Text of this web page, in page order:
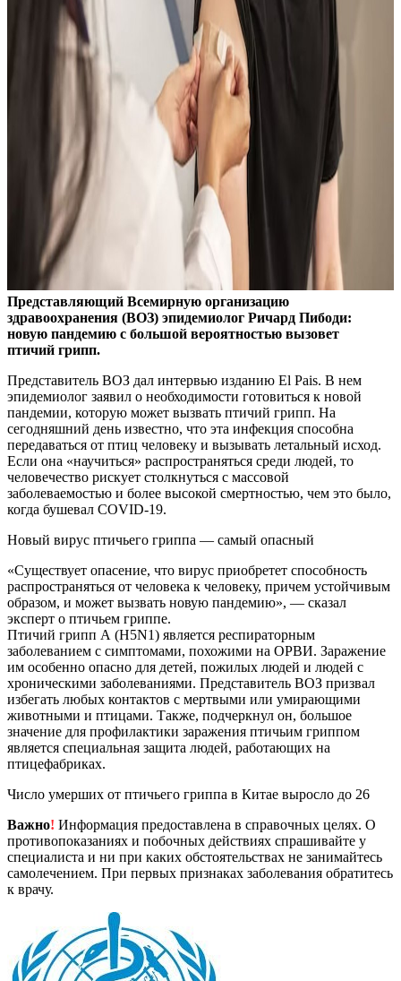
Представляющий Всемирную организацию
здравоохранения (ВОЗ) эпидемиолог Ричард Пибоди:
новую пандемию с большой вероятностью вызовет
птичий грипп.
Представитель ВОЗ дал интервью изданию El Pais. В нем
эпидемиолог заявил о необходимости готовиться к новой
пандемии, которую может вызвать птичий грипп. На
сегодняшний день известно, что эта инфекция способна
передаваться от птиц человеку и вызывать летальный исход.
Если она «научиться» распространяться среди людей, то
человечество рискует столкнуться с массовой
заболеваемостью и более высокой смертностью, чем это было,
когда бушевал COVID-19.
Новый вирус птичьего гриппа — самый опасный
«Существует опасение, что вирус приобретет способность
распространяться от человека к человеку, причем устойчивым
образом, и может вызвать новую пандемию», — сказал
эксперт о птичьем гриппе.
Птичий грипп А (H5N1) является респираторным
заболеванием с симптомами, похожими на ОРВИ. Заражение
им особенно опасно для детей, пожилых людей и людей с
хроническими заболеваниями. Представитель ВОЗ призвал
избегать любых контактов с мертвыми или умирающими
животными и птицами. Также, подчеркнул он, большое
значение для профилактики заражения птичьим гриппом
является специальная защита людей, работающих на
птицефабриках.
Число умерших от птичьего гриппа в Китае выросло до 26
Важно! Информация предоставлена в справочных целях. О
противопоказаниях и побочных действиях спрашивайте у
специалиста и ни при каких обстоятельствах не занимайтесь
самолечением. При первых признаках заболевания обратитесь
к врачу.